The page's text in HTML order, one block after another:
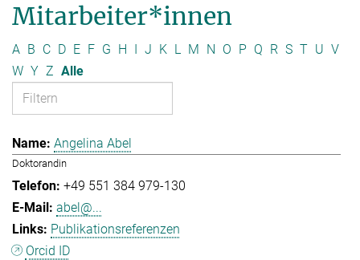
Mitarbeiter*innen
A B C D E F G H I J K L M N O P Q R S T U V
W Y Z Alle
Angelina Abel
Doktorandin
+49 551 384 979-130
abel@...
Publikationsreferenzen
Orcid ID